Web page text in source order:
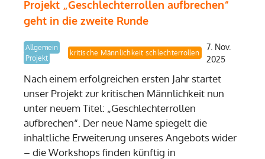
Projekt „Geschlechterrollen aufbrechen“
geht in die zweite Runde
Allgemein
Projekt
Demokratielernen Geschlechterrollen
kritische Männlichkeit
7. Nov.
2025
Nach einem erfolgreichen ersten Jahr startet
unser Projekt zur kritischen Männlichkeit nun
unter neuem Titel: „Geschlechterrollen
aufbrechen“. Der neue Name spiegelt die
inhaltliche Erweiterung unseres Angebots wider
– die Workshops finden künftig in